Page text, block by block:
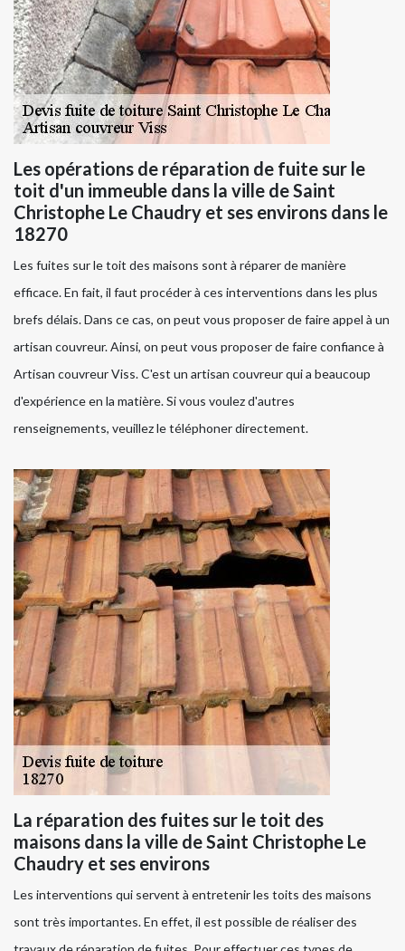
Les opérations de réparation de fuite sur le
toit d'un immeuble dans la ville de Saint
Christophe Le Chaudry et ses environs dans le
18270
Les fuites sur le toit des maisons sont à réparer de manière
efficace. En fait, il faut procéder à ces interventions dans les plus
brefs délais. Dans ce cas, on peut vous proposer de faire appel à un
artisan couvreur. Ainsi, on peut vous proposer de faire confiance à
Artisan couvreur Viss. C'est un artisan couvreur qui a beaucoup
d'expérience en la matière. Si vous voulez d'autres
renseignements, veuillez le téléphoner directement.
La réparation des fuites sur le toit des
maisons dans la ville de Saint Christophe Le
Chaudry et ses environs
Les interventions qui servent à entretenir les toits des maisons
sont très importantes. En effet, il est possible de réaliser des